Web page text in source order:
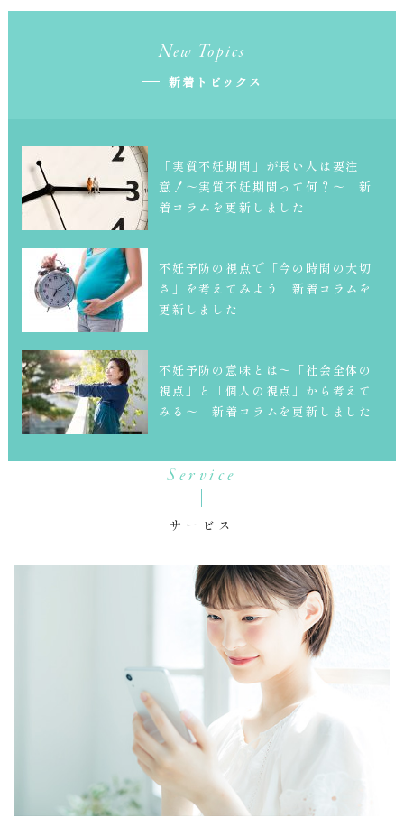
New Topics
新着トピックス
「実質不妊期間」が長い人は要注
意！～実質不妊期間って何？～ 新
着コラムを更新しました
不妊予防の視点で「今の時間の大切
さ」を考えてみよう 新着コラムを
更新しました
不妊予防の意味とは～「社会全体の
視点」と「個人の視点」から考えて
みる～ 新着コラムを更新しました
Service
サービス